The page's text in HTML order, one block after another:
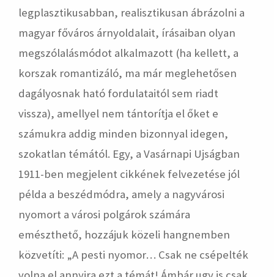
legplasztikusabban, realisztikusan ábrázolni a
magyar főváros árnyoldalait, írásaiban olyan
megszólalásmódot alkalmazott (ha kellett, a
korszak romantizáló, ma már meglehetősen
dagályosnak ható fordulataitól sem riadt
vissza), amellyel nem tántorítja el őket e
számukra addig minden bizonnyal idegen,
szokatlan témától. Egy, a Vasárnapi Ujságban
1911-ben megjelent cikkének felvezetése jól
példa a beszédmódra, amely a nagyvárosi
nyomort a városi polgárok számára
emészthető, hozzájuk közeli hangnemben
közvetíti: „A pesti nyomor… Csak ne csépelték